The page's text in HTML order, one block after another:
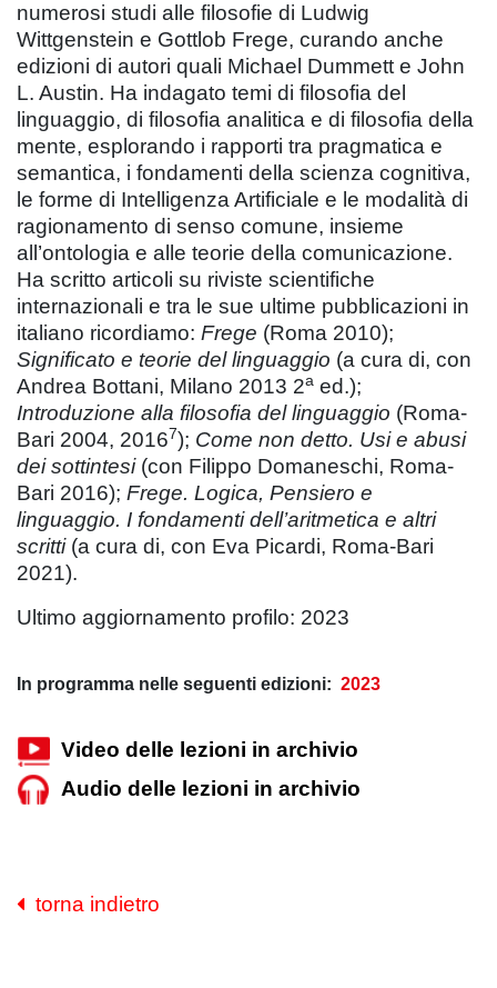
numerosi studi alle filosofie di Ludwig
Wittgenstein e Gottlob Frege, curando anche
edizioni di autori quali Michael Dummett e John
L. Austin. Ha indagato temi di filosofia del
linguaggio, di filosofia analitica e di filosofia della
mente, esplorando i rapporti tra pragmatica e
semantica, i fondamenti della scienza cognitiva,
le forme di Intelligenza Artificiale e le modalità di
ragionamento di senso comune, insieme
all’ontologia e alle teorie della comunicazione.
Ha scritto articoli su riviste scientifiche
internazionali e tra le sue ultime pubblicazioni in
italiano ricordiamo: Frege (Roma 2010);
Significato e teorie del linguaggio (a cura di, con
Andrea Bottani, Milano 2013 2a ed.);
Introduzione alla filosofia del linguaggio (Roma-
Bari 2004, 20167); Come non detto. Usi e abusi
dei sottintesi(con Filippo Domaneschi, Roma-
Bari 2016); Frege. Logica, Pensiero e
linguaggio. I fondamenti dell’aritmetica e altri
scritti(a cura di, con Eva Picardi, Roma-Bari
2021).
Ultimo aggiornamento profilo: 2023
In programma nelle seguenti edizioni: 2023
Video delle lezioni in archivio
Audio delle lezioni in archivio
torna indietro